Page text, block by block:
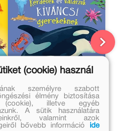
A természet csodái
Anne Rooney, Philip Steele,
Sue Nicholson
(cookie) használ
személyre szabott
élmény biztosítása
illetve egyéb
A sütik használatára
valamint azok
bővebb információ
ide